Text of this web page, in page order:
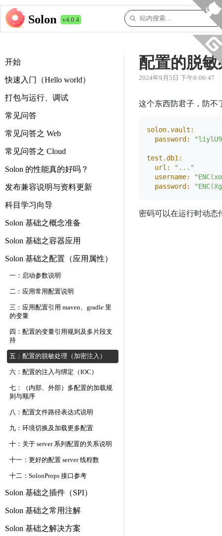
Solon v4.0.4
开始
快速入门（Hello world）
打包与运行、调试
常见问答
常见问答之 Web
常见问答之 Cloud
Solon 的性能真的好吗？
发布兼容说明与资料更新
科目学习向导
Solon 基础之概念准备
Solon 基础之容器应用
Solon 基础之配置（应用属性）
一：启动参数说明
二：应用常用配置说明
三：应用配置引用 maven、gradle 里
的变量
四：配置的变量引用规则及多片段支
持
五：配置的脱敏处理（加密注入）
六：配置的注入与绑定（IOC）
七：（内部、外部）多配置的加载规
则与顺序
八：配置文件路径表达式说明
九：环境切换及加载更多配置
十：关于 server 系列配置的关系说明
十一：更好的配置 server 线程数
十二：SolonProps 接口参考
Solon 基础之插件（SPI）
Solon 基础之常用注解
Solon 基础之解决方案
配置的脱
2024年9月5日 下午8:06:47
这个东西防君子，防不
solon.vault:
password:
test.db1:
url:
"..."
username:
password:
密码可以在运行时动态